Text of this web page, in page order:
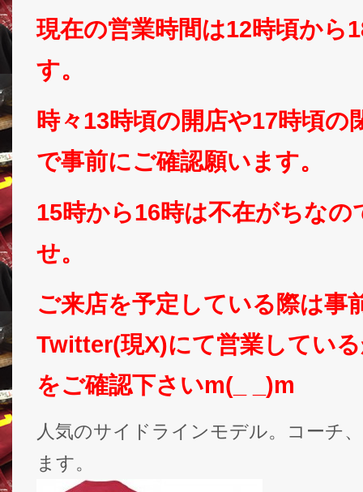
現在の営業時間は12時頃から
す。
時々13時頃の開店や17時頃の
で事前にご確認願います。
15時から16時は不在がちなの
せ。
ご来店を予定している際は事
Twitter(現X)にて営業してい
をご確認下さいm(_ _)m
人気のサイドラインモデル。コーチ
ます。